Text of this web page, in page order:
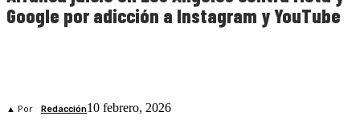
Google por adicción a Instagram y YouTube
▲ Por Redacción10 febrero, 2026